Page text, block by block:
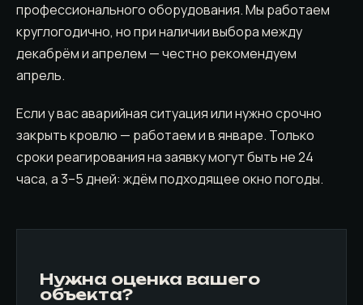
профессионального оборудования. Мы работаем
круглогодично, но при наличии выбора между
декабрём и апрелем — честно рекомендуем
апрель.
Если у вас аварийная ситуация или нужно срочно
закрыть кровлю — работаем и в январе. Только
сроки реагирования на заявку могут быть не 24
часа, а 3–5 дней: ждём подходящее окно погоды.
Нужна оценка вашего
объекта?